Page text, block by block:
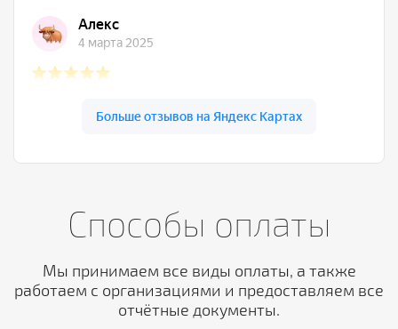
Способы оплаты
Мы принимаем все виды оплаты, а также
работаем с организациями и предоставляем все
отчётные документы.